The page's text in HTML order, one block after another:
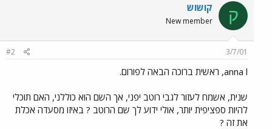
ק קושוש
New member
3/7/01
#2
anna l, ראשית ברוכה הבאה לפורום.
שנית, אשמח לעזור לגבי רוטב יפני, אך השם הוא כוללני, האם תוכלי
להיות ספציפית יותר, אולי ידוע לך שם הרוטב ? באיזו מסעדה אכלת
את זה ?